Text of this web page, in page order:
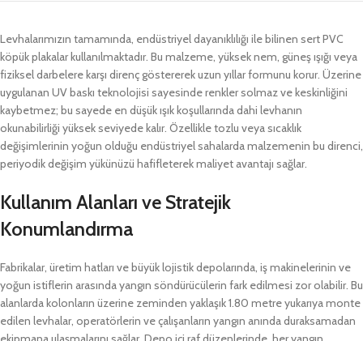
Levhalarımızın tamamında, endüstriyel dayanıklılığı ile bilinen sert PVC
köpük plakalar kullanılmaktadır. Bu malzeme, yüksek nem, güneş ışığı veya
fiziksel darbelere karşı direnç göstererek uzun yıllar formunu korur. Üzerine
uygulanan UV baskı teknolojisi sayesinde renkler solmaz ve keskinliğini
kaybetmez; bu sayede en düşük ışık koşullarında dahi levhanın
okunabilirliği yüksek seviyede kalır. Özellikle tozlu veya sıcaklık
değişimlerinin yoğun olduğu endüstriyel sahalarda malzemenin bu direnci,
periyodik değişim yükünüzü hafifleterek maliyet avantajı sağlar.
Kullanım Alanları ve Stratejik
Konumlandırma
Fabrikalar, üretim hatları ve büyük lojistik depolarında, iş makinelerinin ve
yoğun istiflerin arasında yangın söndürücülerin fark edilmesi zor olabilir. Bu
alanlarda kolonların üzerine zeminden yaklaşık 1.80 metre yukarıya monte
edilen levhalar, operatörlerin ve çalışanların yangın anında duraksamadan